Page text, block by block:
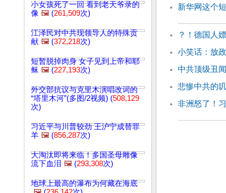
小女孩死了一回 看到老天爷录的
像 🖼️ (261,509次)
江泽民对中共现领导人的特殊贡
献 🖼️ (372,218次)
短暂脱掉肉身 女子见到上帝和耶
稣 🖼️ (227,193次)
外交部抗议与克里木演唱改词的
“塔里木河”(多图/2视频) (508,129
次)
习近平与川普较劲 王沪宁成替罪
羊 🖼️ (856,287次)
大淘汰即将来临！多国圣母雕像
流下血泪 🖼️ (293,308次)
地球上最高的瀑布为何藏在海底
新华网这个
？！德国人
小笑话：放
中共顶级丑
悲惨中共的
非洲怒了！